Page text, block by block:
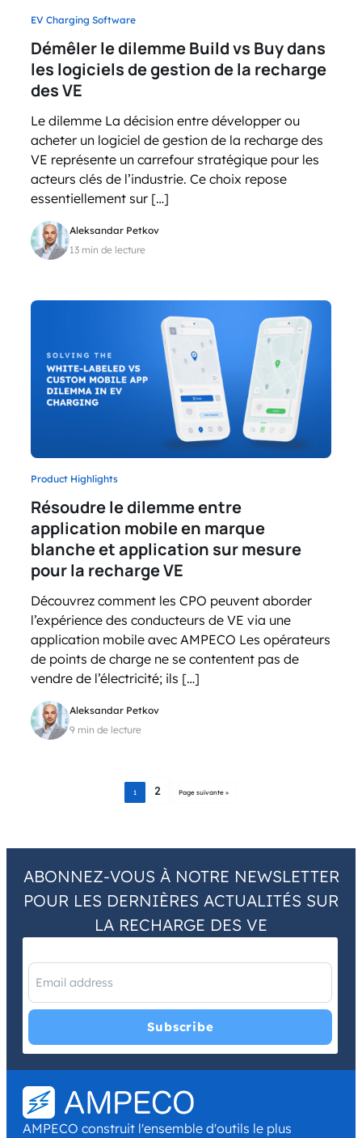
EV Charging Software
Démêler le dilemme Build vs Buy dans
les logiciels de gestion de la recharge
des VE
Le dilemme La décision entre développer ou
acheter un logiciel de gestion de la recharge des
VE représente un carrefour stratégique pour les
acteurs clés de l’industrie. Ce choix repose
essentiellement sur […]
Aleksandar Petkov
13 min de lecture
Product Highlights
Résoudre le dilemme entre
application mobile en marque
blanche et application sur mesure
pour la recharge VE
Découvrez comment les CPO peuvent aborder
l’expérience des conducteurs de VE via une
application mobile avec AMPECO Les opérateurs
de points de charge ne se contentent pas de
vendre de l’électricité; ils […]
Aleksandar Petkov
9 min de lecture
1 2 Page suivante »
ABONNEZ-VOUS À NOTRE NEWSLETTER
POUR LES DERNIÈRES ACTUALITÉS SUR
LA RECHARGE DES VE
I have read and agree with thePrivacy PolicyandTerms and
Conditions.*
AMPECO construit l'ensemble d'outils le plus